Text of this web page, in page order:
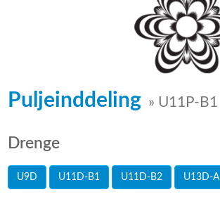
Puljeinddeling » U11P-B1
Drenge
U9D U11D-B1 U11D-B2 U13D-A